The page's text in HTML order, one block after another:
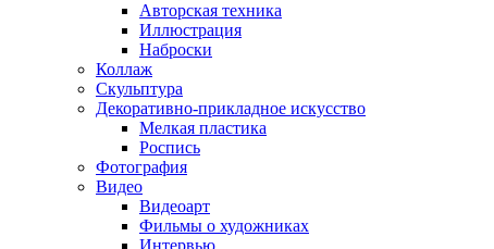
Авторская техника
Иллюстрация
Наброски
Коллаж
Скульптура
Декоративно-прикладное искусство
Мелкая пластика
Роспись
Фотография
Видео
Видеоарт
Фильмы о художниках
Интервью